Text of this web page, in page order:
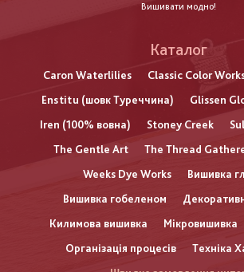
Вишивати модно!
Каталог
Caron Waterlilies Classic Color
Enstitu (шовк Туреччина)
Glissen
Iren (100% вовна)
Stoney Creek
The Gentle Art
The Thread
Weeks Dye Works
Вишивка
Вишивка гобеленом
Килимова вишивка
Мікровишивка
Організація процесів
Техніка